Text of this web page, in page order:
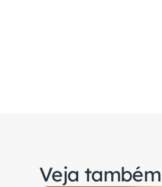
Veja também